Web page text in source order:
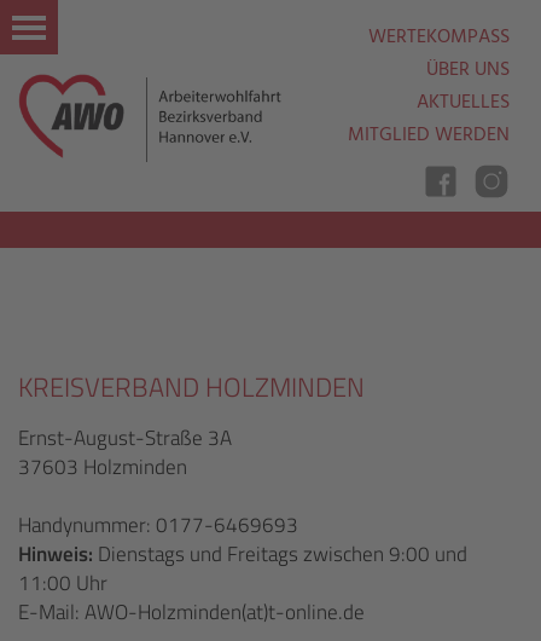
WERTEKOMPASS
ÜBER UNS
AKTUELLES
MITGLIED WERDEN
KREISVERBAND HOLZMINDEN
Ernst-August-Straße 3A
37603 Holzminden
Handynummer: 0177-6469693
Hinweis: Dienstags und Freitags zwischen 9:00 und
11:00 Uhr
E-Mail: AWO-Holzminden(at)t-online.de